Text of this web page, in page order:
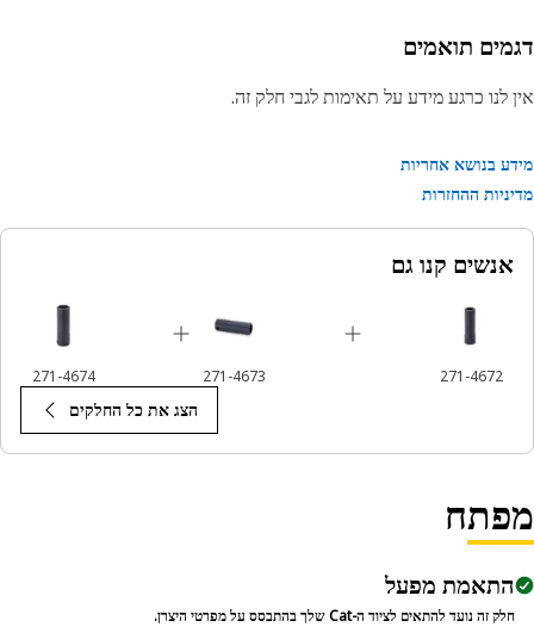
תואמים
לנו כרגע מידע על תאימות לגבי חלק זה.
בנושא אחריות
ההחזרות
אנשים קנו גם
271-4672
271-4673
271-4674
הצג את כל החלקים
התאמת מפעל
חלק זה נועד להתאים לציוד ה-Cat שלך בהתבסס על מפרטי היצרן.